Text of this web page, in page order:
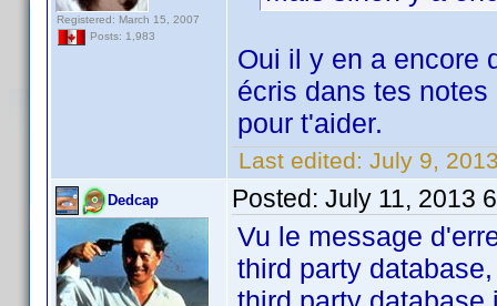
Registered: March 15, 2007
Posts: 1,983
Oui il y en a encore
écris dans tes
pour t'aider.
Last edited: July 9,
Dedcap Posted: July 11, 2013
Vu le message
third party